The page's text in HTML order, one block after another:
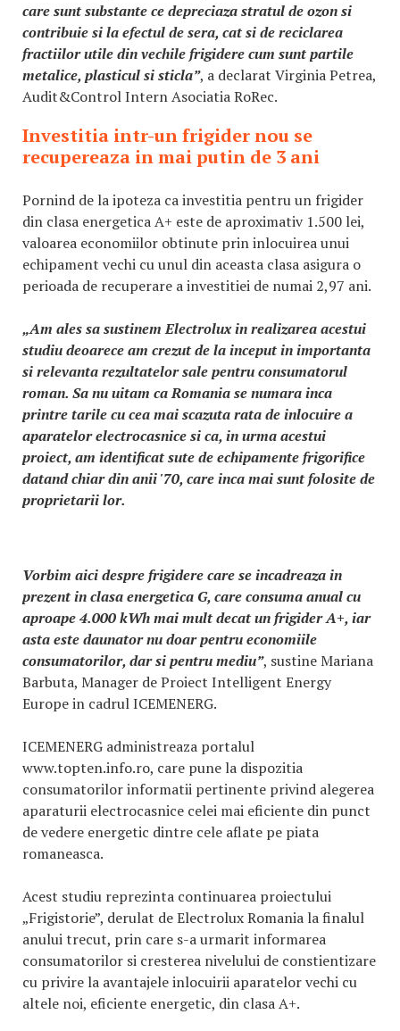
care sunt substante ce depreciaza stratul de ozon si
contribuie si la efectul de sera, cat si de reciclarea
fractiilor utile din vechile frigidere cum sunt partile
metalice, plasticul si sticla”, a declarat Virginia Petrea,
Audit&Control Intern Asociatia RoRec.
Investitia intr-un frigider nou se
recupereaza in mai putin de 3 ani
Pornind de la ipoteza ca investitia pentru un frigider
din clasa energetica A+ este de aproximativ 1.500 lei,
valoarea economiilor obtinute prin inlocuirea unui
echipament vechi cu unul din aceasta clasa asigura o
perioada de recuperare a investitiei de numai 2,97 ani.
„Am ales sa sustinem Electrolux in realizarea acestui
studiu deoarece am crezut de la inceput in importanta
si relevanta rezultatelor sale pentru consumatorul
roman. Sa nu uitam ca Romania se numara inca
printre tarile cu cea mai scazuta rata de inlocuire a
aparatelor electrocasnice si ca, in urma acestui
proiect, am identificat sute de echipamente frigorifice
datand chiar din anii '70, care inca mai sunt folosite de
proprietarii lor.
Vorbim aici despre frigidere care se incadreaza in
prezent in clasa energetica G, care consuma anual cu
aproape 4.000 kWh mai mult decat un frigider A+, iar
asta este daunator nu doar pentru economiile
consumatorilor, dar si pentru mediu”, sustine Mariana
Barbuta, Manager de Proiect Intelligent Energy
Europe in cadrul ICEMENERG.
ICEMENERG administreaza portalul
www.topten.info.ro, care pune la dispozitia
consumatorilor informatii pertinente privind alegerea
aparaturii electrocasnice celei mai eficiente din punct
de vedere energetic dintre cele aflate pe piata
romaneasca.
Acest studiu reprezinta continuarea proiectului
„Frigistorie”, derulat de Electrolux Romania la finalul
anului trecut, prin care s-a urmarit informarea
consumatorilor si cresterea nivelului de constientizare
cu privire la avantajele inlocuirii aparatelor vechi cu
altele noi, eficiente energetic, din clasa A+.